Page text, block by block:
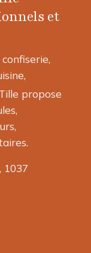
et
propose
1037